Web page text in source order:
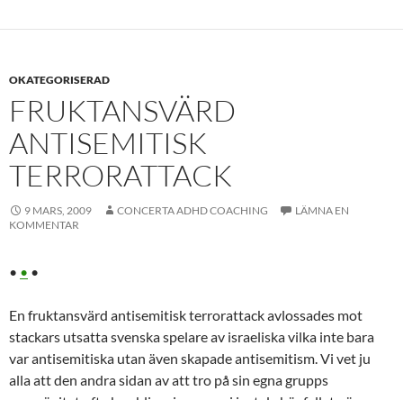
OKATEGORISERAD
FRUKTANSVÄRD
ANTISEMITISK
TERRORATTACK
9 MARS, 2009 CONCERTA ADHD COACHING
LÄMNA EN
KOMMENTAR
• • •
En fruktansvärd antisemitisk terrorattack avlossades mot
stackars utsatta svenska spelare av israeliska vilka inte bara
var antisemitiska utan även skapade antisemitism. Vi vet ju
alla att den andra sidan av att tro på sin egna grupps